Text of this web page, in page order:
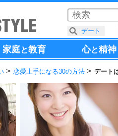
家庭と教育 心と精神
恋愛上手になる30の方法 デート
デート